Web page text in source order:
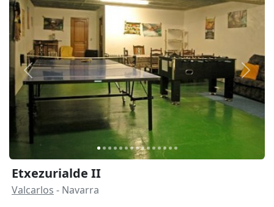
Anterior
Etxezurialde II
Valcarlos - Navarra